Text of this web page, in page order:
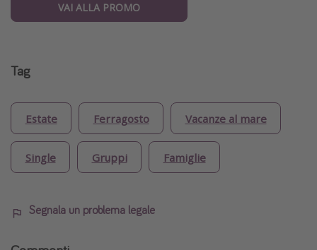
VAI ALLA PROMO
Tag
Estate Ferragosto Vacanze al mare
Single Gruppi Famiglie
Segnala un problema legale